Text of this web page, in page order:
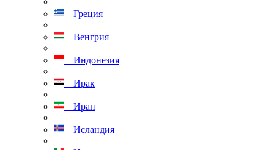
Греция
Венгрия
Индонезия
Ирак
Иран
Исландия